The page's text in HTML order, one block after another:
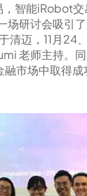
智能iRobot
研讨会吸引
迈，11月
老师主持
市场中取得成